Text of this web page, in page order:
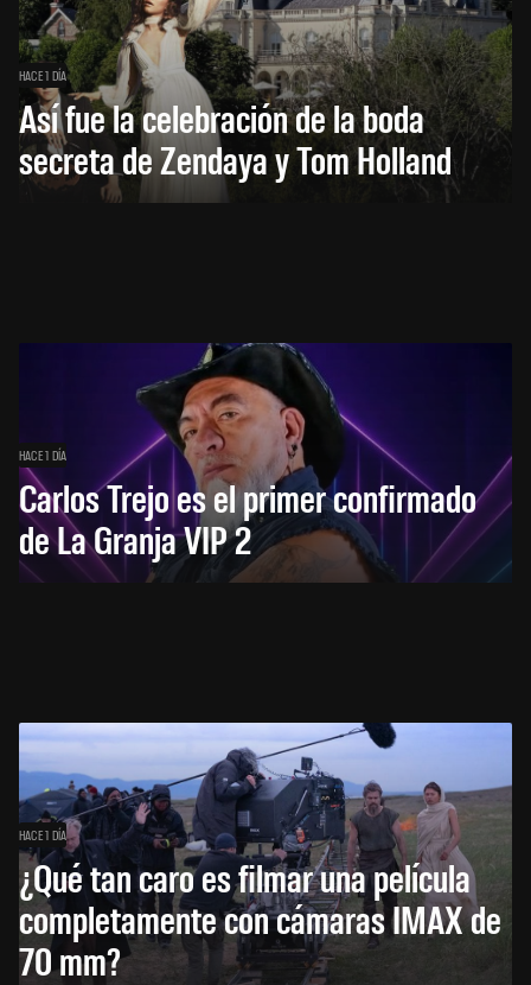
HACE 1 DÍA
Así fue la celebración de la boda
secreta de Zendaya y Tom Holland
HACE 1 DÍA
Carlos Trejo es el primer confirmado
de La Granja VIP 2
HACE 1 DÍA
¿Qué tan caro es filmar una película
completamente con cámaras IMAX de
70 mm?